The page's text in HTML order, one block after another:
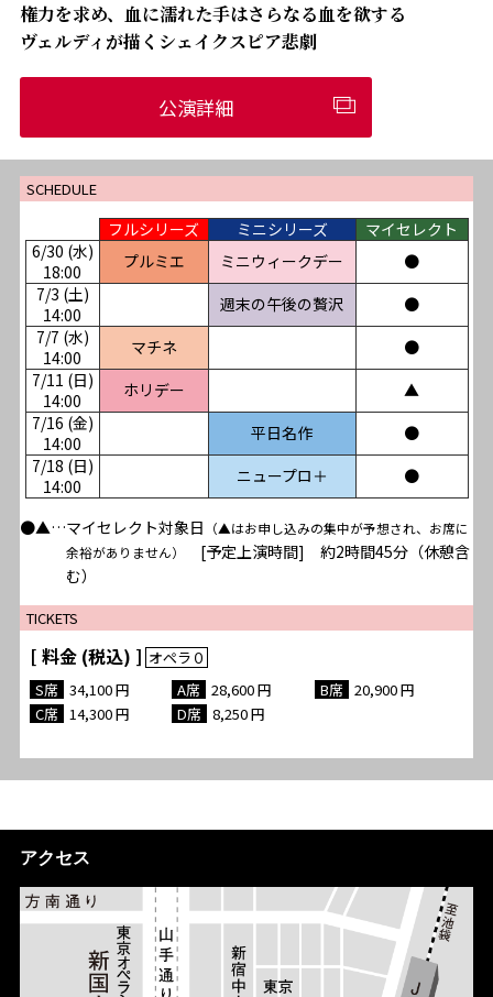
権力を求め、血に濡れた手はさらなる血を欲する
ヴェルディが描くシェイクスピア悲劇
公演詳細
SCHEDULE
フルシリーズ ミニシリーズ
マイセレクト
6/30 (水)
18:00
プルミエ ミニウィークデー
●
7/3 (土)
14:00
週末の午後の贅沢
●
7/7 (水)
14:00
マチネ
●
7/11 (日)
14:00
ホリデー
▲
7/16 (金)
14:00
平日名作
●
7/18 (日)
14:00
ニュープロ＋ ●
●▲…マイセレクト対象日 （▲はお申し込みの集中が予想され、お席に
余裕がありません）
[予定上演時間] 約2時間45分（休憩含
む）
TICKETS
[ 料金 (税込) ]
34,100 28,600
20,900
14,300
8,250
アクセス